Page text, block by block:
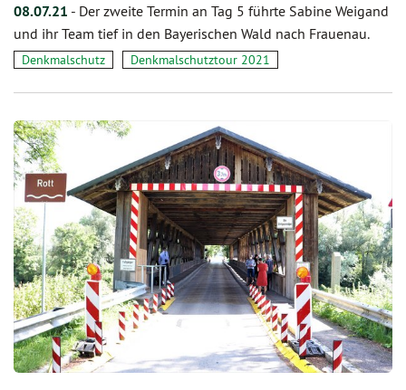
08.07.21 - Der zweite Termin an Tag 5 führte Sabine Weigand
und ihr Team tief in den Bayerischen Wald nach Frauenau.
Denkmalschutz Denkmalschutztour 2021